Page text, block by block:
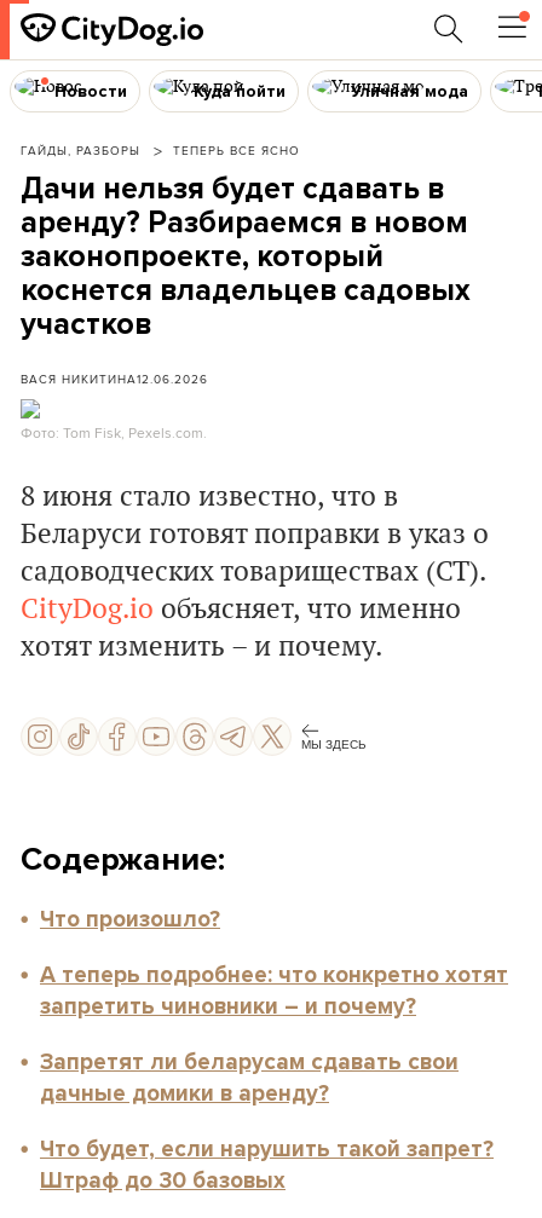
Новости Куда пойти Уличная мода
ГАЙДЫ, РАЗБОРЫ ТЕПЕРЬ ВСЕ ЯСНО
Дачи нельзя будет сдавать в
аренду? Разбираемся в новом
законопроекте, который
коснется владельцев садовых
участков
ВАСЯ НИКИТИНА12.06.2026
Фото: Tom Fisk, Pexels.com.
8 июня стало известно, что в
Беларуси готовят поправки в указ о
садоводческих товариществах (СТ).
CityDog.io объясняет, что именно
хотят изменить – и почему.
МЫ ЗДЕСЬ
Содержание:
Что произошло?
А теперь подробнее: что конкретно хотят
запретить чиновники – и почему?
Запретят ли беларусам сдавать свои
дачные домики в аренду?
Что будет, если нарушить такой запрет?
Штраф до 30 базовых